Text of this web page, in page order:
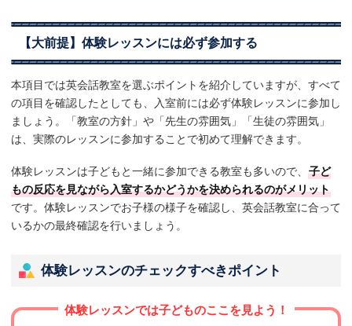
【大前提】体験レッスンには必ず参加する
本項目では英会話教室を選ぶポイントを紹介していますが、すべて
の項目を確認したとしても、入室前には必ず体験レッスンに参加し
ましょう。「教室の方針」や「先生の雰囲気」「生徒の雰囲気」
は、実際のレッスンに参加することで初めて理解できます。
体験レッスンは子どもと一緒に参加できる教室も多いので、 子ど
もの反応を見ながら入室するかどうかを決められるのがメリット
です。体験レッスンでお子様の様子を確認し、英会話教室に合って
いるかの最終確認を行いましょう。
体験レッスンのチェックすべきポイント
体験レッスンでは子どものここを見よう！